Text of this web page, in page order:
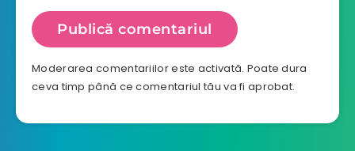
Moderarea comentariilor este activată. Poate dura
ceva timp până ce comentariul tău va fi aprobat.